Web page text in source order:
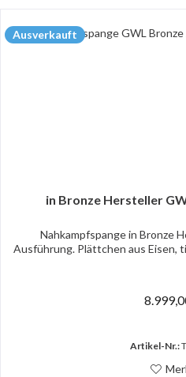
Ausverkauft
in Bronze Hersteller
Nahkampfspange in Bronze
Ausführung. Plättchen aus Eisen,
Artikel-Nr.: